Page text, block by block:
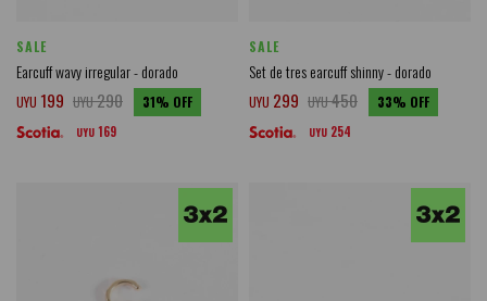
SALE
Earcuff wavy irregular - dorado
UYU 199 UYU290 31
UYU 169
SALE
Set de tres earcuff shinny - dorado
UYU 299 UYU450 33
UYU 254